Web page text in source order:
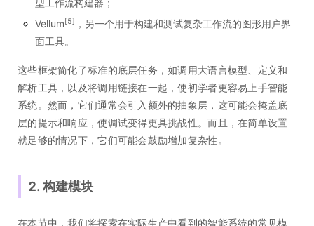
型工作流构建器；
Vellum [5]
，另一个用于构建和测试复杂工作流的图形用户界
面工具。
这些框架简化了标准的底层任务，如调用大语言模型、定义和
解析工具，以及将调用链接在一起，使初学者更容易上手智能
系统。然而，它们通常会引入额外的抽象层，这可能会掩盖底
层的提示和响应，使调试变得更具挑战性。而且，在简单设置
就足够的情况下，它们可能会鼓励增加复杂性。
2. 构建模块
在本节中，我们将探索在实际生产中看到的智能系统的常见模